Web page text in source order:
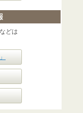
どは